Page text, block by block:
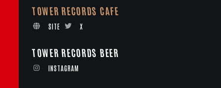
TOWER RECORDS CAFE
SITE X
TOWER RECORDS BEER
INSTAGRAM